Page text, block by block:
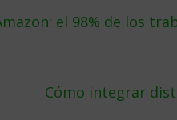
el 98% de los
Cómo integrar